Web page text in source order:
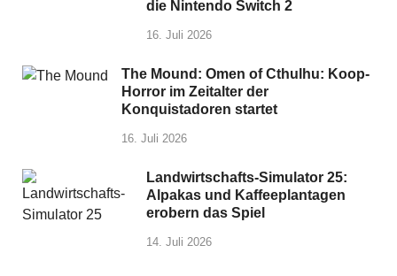
die Nintendo Switch 2
16. Juli 2026
The Mound: Omen of Cthulhu: Koop-
Horror im Zeitalter der
Konquistadoren startet
16. Juli 2026
Landwirtschafts-Simulator 25:
Alpakas und Kaffeeplantagen
erobern das Spiel
14. Juli 2026